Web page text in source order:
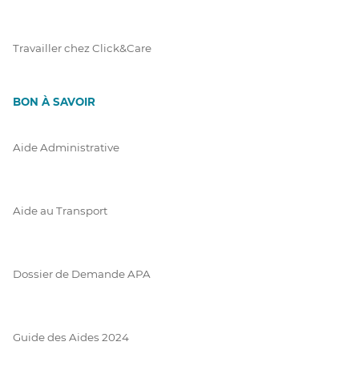
Travailler chez Click&Care
BON À SAVOIR
Aide Administrative
Aide au Transport
Dossier de Demande APA
Guide des Aides 2024